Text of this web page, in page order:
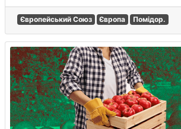
Європейський Союз Європа Помідор.